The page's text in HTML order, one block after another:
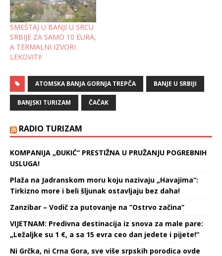
SMEŠTAJ U BANJI U SRCU
SRBIJE ZA SAMO 10 EURA,
A TERMALNI IZVORI
LEKOVITI!
ATOMSKA BANJA GORNJA TREPČA BANJE U SRBIJI
BANJSKI TURIZAM ČAČAK
RADIO TURIZAM
KOMPANIJA „ĐUKIĆ“ PRESTIŽNA U PRUŽANJU POGREBNIH
USLUGA!
Plaža na Jadranskom moru koju nazivaju „Havajima“:
Tirkizno more i beli šljunak ostavljaju bez daha!
Zanzibar – Vodič za putovanje na ’’Ostrvo začina’’
VIJETNAM: Predivna destinacija iz snova za male pare:
„Ležaljke su 1 €, a sa 15 evra ceo dan jedete i pijete!“
Ni Grčka, ni Crna Gora, sve više srpskih porodica ovde